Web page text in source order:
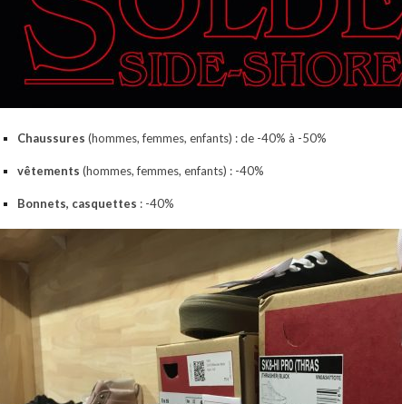
Chaussures (hommes, femmes, enfants) : de -40% à -50%
vêtements (hommes, femmes, enfants) : -40%
Bonnets, casquettes : -40%